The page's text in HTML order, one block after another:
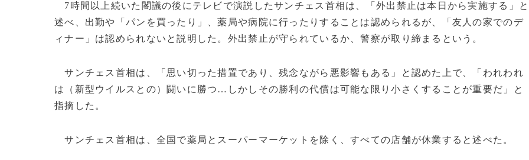
7時間以上続いた閣議の後にテレビで演説したサンチェス首相は、「外出禁止は本日から実施する」と
述べ、出勤や「パンを買ったり」、薬局や病院に行ったりすることは認められるが、「友人の家でのデ
ィナー」は認められないと説明した。外出禁止が守られているか、警察が取り締まるという。
サンチェス首相は、「思い切った措置であり、残念ながら悪影響もある」と認めた上で、「われわれ
は（新型ウイルスとの）闘いに勝つ…しかしその勝利の代償は可能な限り小さくすることが重要だ」と
指摘した。
サンチェス首相は、全国で薬局とスーパーマーケットを除く、すべての店舗が休業すると述べた。